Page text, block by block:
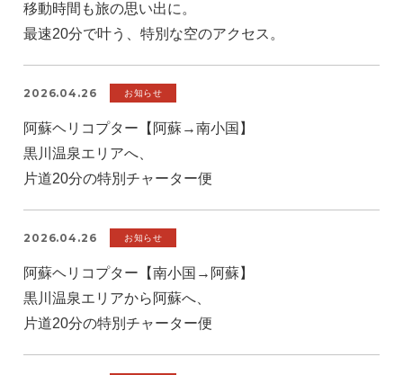
移動時間も旅の思い出に。
最速20分で叶う、特別な空のアクセス。
2026.04.26 お知らせ
阿蘇ヘリコプター【阿蘇→南小国】
黒川温泉エリアへ、
片道20分の特別チャーター便
2026.04.26 お知らせ
阿蘇ヘリコプター【南小国→阿蘇】
黒川温泉エリアから阿蘇へ、
片道20分の特別チャーター便